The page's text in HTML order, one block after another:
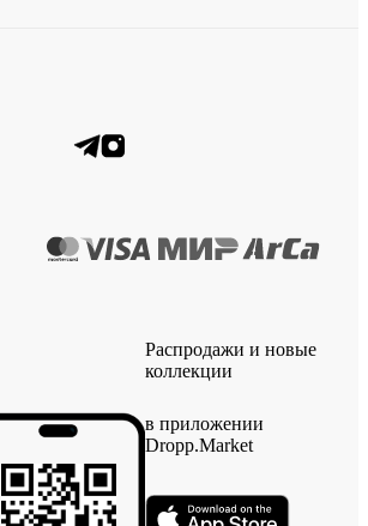
Распродажи и новые
коллекции
в приложении
Dropp.Market